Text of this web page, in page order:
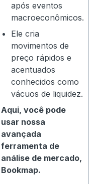
após eventos
macroeconômicos.
Ele cria
movimentos de
preço rápidos e
acentuados
conhecidos como
vácuos de liquidez.
Aqui, você pode
usar nossa
avançada
ferramenta de
análise de mercado,
Bookmap.